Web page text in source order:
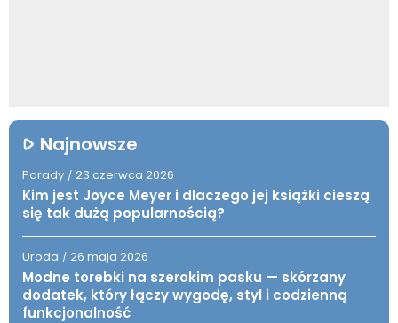
Najnowsze
Porady / 23 czerwca 2026
Kim jest Joyce Meyer i dlaczego jej książki cieszą
się tak dużą popularnością?
Uroda / 26 maja 2026
Modne torebki na szerokim pasku — skórzany
dodatek, który łączy wygodę, styl i codzienną
funkcjonalność